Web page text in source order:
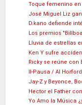
Toque femenino en
José Miguel Liz
D.kano defiende
Los premios
Lluvia de estrellas
Ken Y sufre
Ricky se reúne con
II-Pausa / Al
Jay-Z y Beyonce,
Hector el Father
Yo Amo la Música